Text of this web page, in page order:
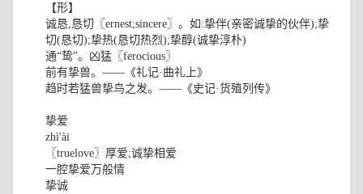
【形】
诚恳,恳切〖ernest;sincere〗。如:挚伴(亲密诚挚的伙伴);挚
切(恳切);挚热(恳切热烈);挚醇(诚挚淳朴)
通“鸷”。凶猛〖ferocious〗
前有挚兽。——《礼记·曲礼上》
趋时若猛兽挚鸟之发。——《史记·货殖列传》
挚爱
zhì'ài
〖truelove〗厚爱;诚挚相爱
一腔挚爱万般情
挚诚